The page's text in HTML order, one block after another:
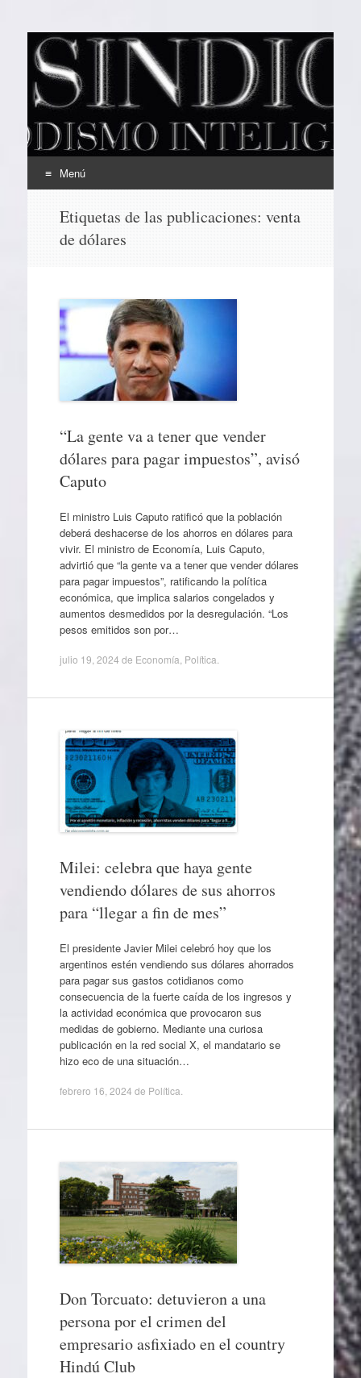
EL SINDICAL
Periodismo Inteligente
Menú
contenido
Etiquetas de las publicaciones: venta
de dólares
“La gente va a tener que vender
dólares para pagar impuestos”, avisó
Caputo
El ministro Luis Caputo ratificó que la población
deberá deshacerse de los ahorros en dólares para
vivir. El ministro de Economía, Luis Caputo,
advirtió que “la gente va a tener que vender dólares
para pagar impuestos”, ratificando la política
económica, que implica salarios congelados y
aumentos desmedidos por la desregulación. “Los
pesos emitidos son por…
julio 19, 2024 de Economía Política
Milei: celebra que haya gente
vendiendo dólares de sus ahorros
para “llegar a fin de mes”
El presidente Javier Milei celebró hoy que los
argentinos estén vendiendo sus dólares ahorrados
para pagar sus gastos cotidianos como
consecuencia de la fuerte caída de los ingresos y
la actividad económica que provocaron sus
medidas de gobierno. Mediante una curiosa
publicación en la red social X, el mandatario se
hizo eco de una situación…
febrero 16, 2024 de Política
Don Torcuato: detuvieron a una
persona por el crimen del
empresario asfixiado en el country
Hindú Club